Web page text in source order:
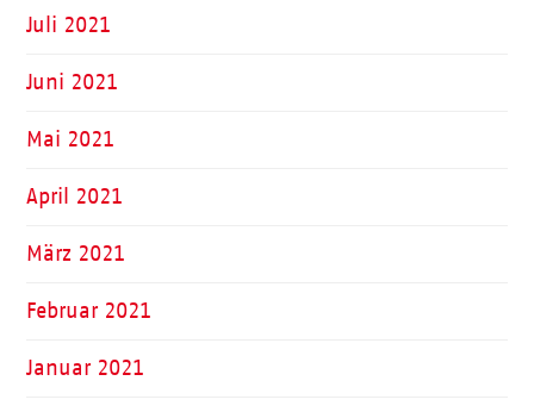
Juli 2021
Juni 2021
Mai 2021
April 2021
März 2021
Februar 2021
Januar 2021